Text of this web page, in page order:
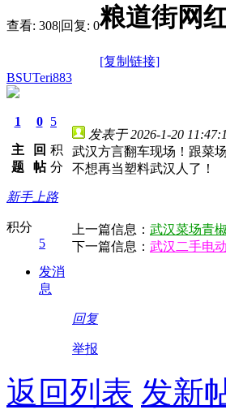
查看: 308|回复: 0粮道街网
[复制链接]
BSUTeri883
1
主
题
0
回
帖
5
积
分
新手上路
积分
5
发消
息
发表于 2026-1-20
武汉方言翻车现场！跟菜
不想再当塑料武汉人了！
上一篇信息： 武汉菜场青
下一篇信息： 武汉二手电
回复
举报
返回列表 发新